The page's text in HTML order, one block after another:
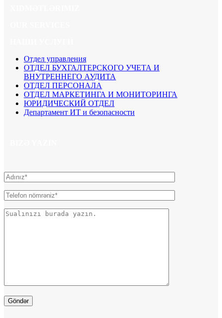
Отдел управления
ОТДЕЛ БУХГАЛТЕРСКОГО УЧЕТА И
ВНУТРЕННЕГО АУДИТА
ОТДЕЛ ПЕРСОНАЛА
ОТДЕЛ МАРКЕТИНГА И МОНИТОРИНГА
ЮРИДИЧЕСКИЙ ОТДЕЛ
Департамент ИТ и безопасности